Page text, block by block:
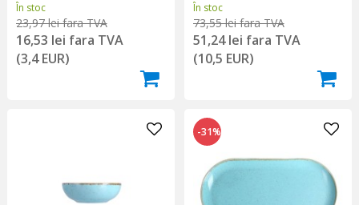
În stoc
23,97 lei fara TVA
16,53 lei fara TVA
(3,4 EUR)
În stoc
73,55 lei fara TVA
51,24 lei fara TVA
(10,5 EUR)
-31%